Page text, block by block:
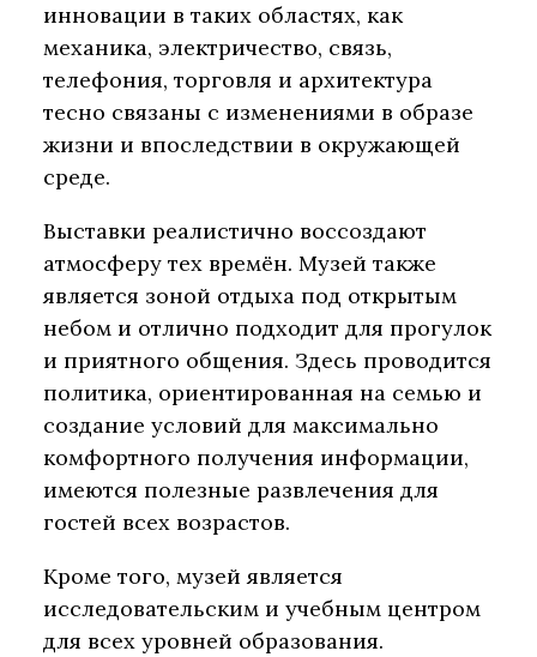
инновации в таких областях, как
механика, электричество, связь,
телефония, торговля и архитектура
тесно связаны с изменениями в образе
жизни и впоследствии в окружающей
среде.
Выставки реалистично воссоздают
атмосферу тех времён. Музей также
является зоной отдыха под открытым
небом и отлично подходит для прогулок
и приятного общения. Здесь проводится
политика, ориентированная на семью и
создание условий для максимально
комфортного получения информации,
имеются полезные развлечения для
гостей всех возрастов.
Кроме того, музей является
исследовательским и учебным центром
для всех уровней образования.